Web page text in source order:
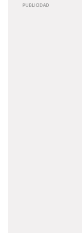
de Editores